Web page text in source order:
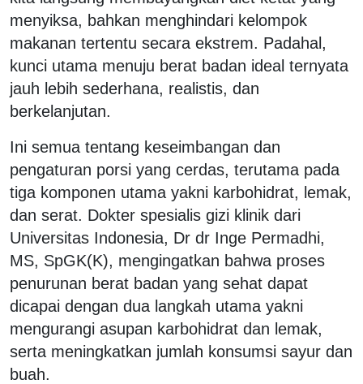
menyiksa, bahkan menghindari kelompok
makanan tertentu secara ekstrem. Padahal,
kunci utama menuju berat badan ideal ternyata
jauh lebih sederhana, realistis, dan
berkelanjutan.
Ini semua tentang keseimbangan dan
pengaturan porsi yang cerdas, terutama pada
tiga komponen utama yakni karbohidrat, lemak,
dan serat. Dokter spesialis gizi klinik dari
Universitas Indonesia, Dr dr Inge Permadhi,
MS, SpGK(K), mengingatkan bahwa proses
penurunan berat badan yang sehat dapat
dicapai dengan dua langkah utama yakni
mengurangi asupan karbohidrat dan lemak,
serta meningkatkan jumlah konsumsi sayur dan
buah.